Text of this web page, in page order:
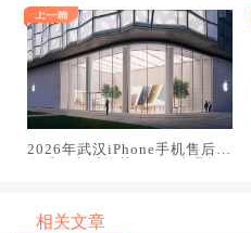
2026年武汉iPhone手机售后服
相关文章